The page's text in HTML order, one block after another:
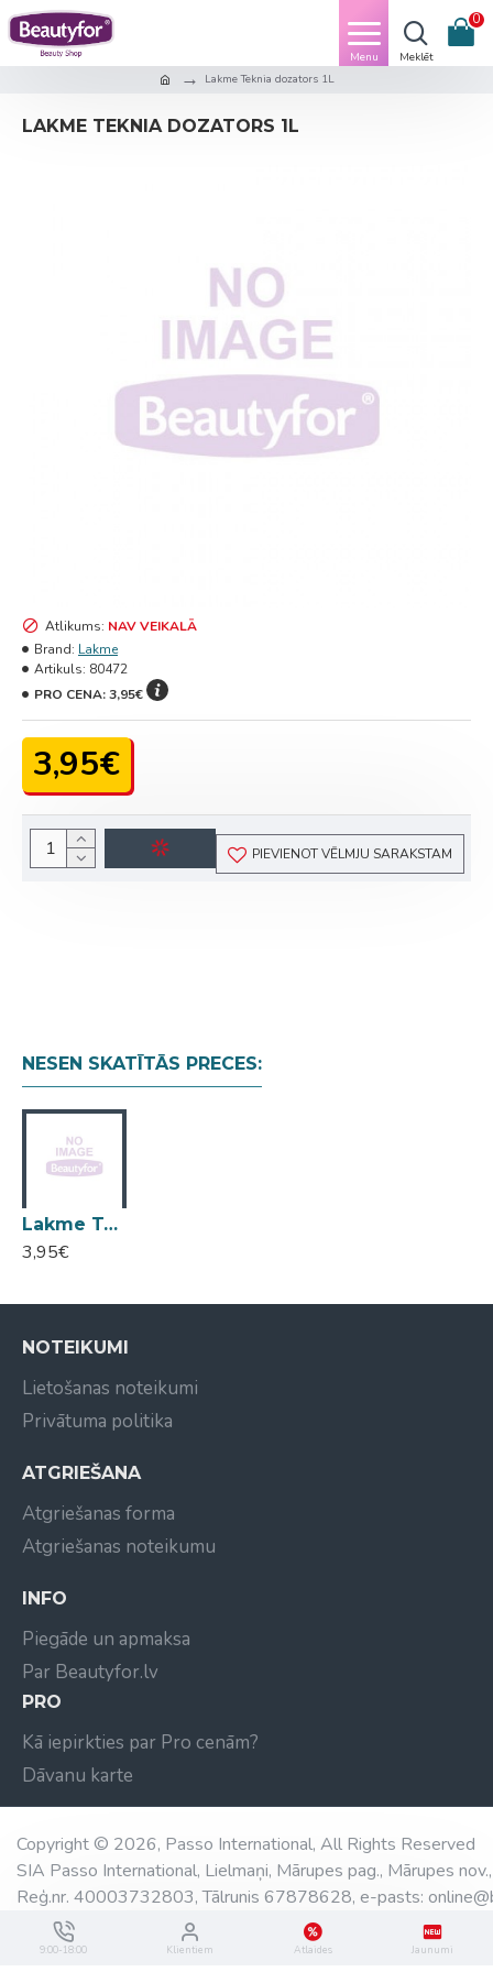
0
Lakme Teknia dozators 1L
LAKME TEKNIA DOZATORS 1L
3,95€
Atlikums: NAV VEIKALĀ
Brand: Lakme
Artikuls: 80472
PRO CENA:3,95€
PIEVIENOT VĒLMJU SARAKSTAM
NESEN SKATĪTĀS PRECES:
Lakme Teknia dozators 1L
3,95€
NOTEIKUMI
Lietošanas noteikumi
Privātuma politika
ATGRIEŠANA
Atgriešanas forma
Atgriešanas noteikumu
INFO
Piegāde un apmaksa
Par Beautyfor.lv
PRO
Kā iepirkties par Pro cenām?
Dāvanu karte
Copyright © 2026, Passo International, All Rights Reserved
SIA Passo International, Lielmaņi, Mārupes pag., Mārupes
Reģ.nr. 40003732803, Tālrunis 67878628, e-pasts:
9:00-18:00 Klientiem Atlaides Jaunumi